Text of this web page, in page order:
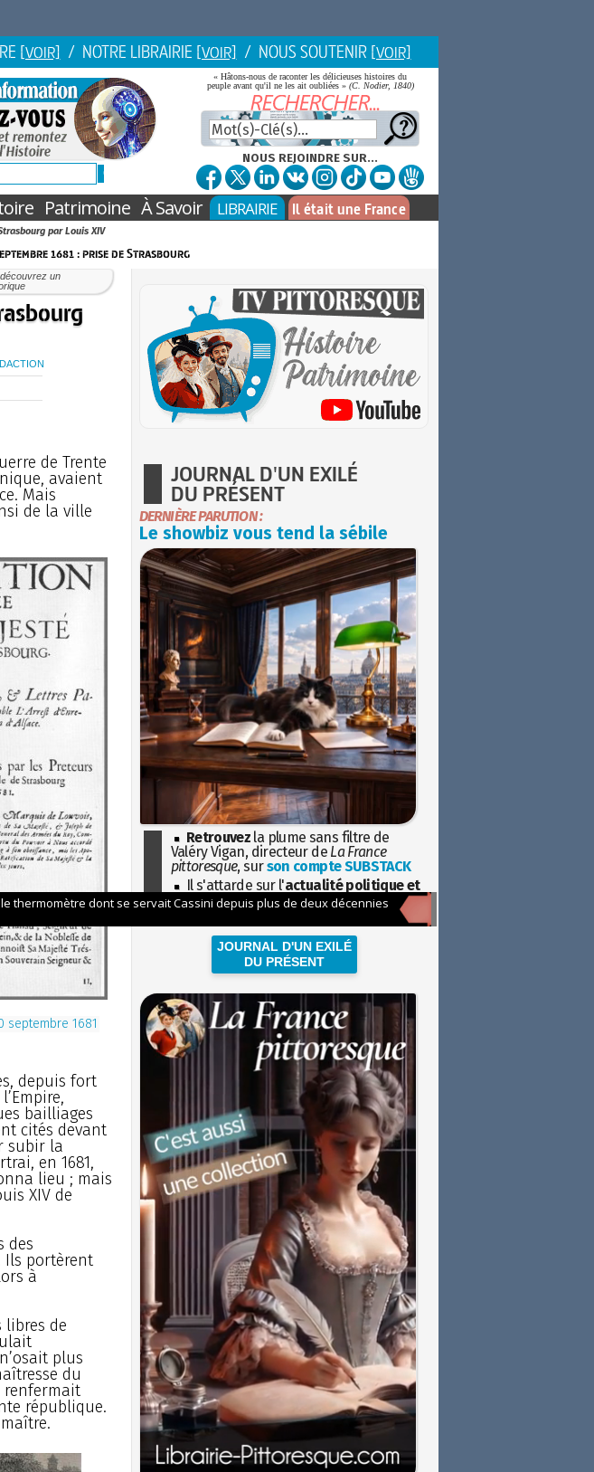
[VOIR] / NOTRE LIBRAIRIE [VOIR] / NOUS SOUTENIR [VOIR]
« Hâtons-nous de raconter les délicieuses histoires du
peuple avant qu'il ne les ait oubliées » (C. Nodier, 1840)
NOUS REJOINDRE SUR...
Patrimoine À Savoir LIBRAIRIE Il était une France
par Louis XIV
1681 : prise de Strasbourg
un
de Trente
avaient
Mais
de la ville
septembre 1681
depuis fort
bailliages
cités devant
subir la
en 1681,
lieu ; mais
XIV de
des
Ils portèrent
à
libres de
plus
du
renfermait
république.
JOURNAL D'UN EXILÉ
DU PRÉSENT
DERNIÈRE PARUTION :
Le showbiz vous tend la sébile
Retrouvez la plume sans filtre de
Valéry Vigan, directeur de La France
pittoresque, surson compte SUBSTACK
Il s'attarde sur l'actualité politique et
sociétaleavec la hauteur de vue de
JOURNAL D'UN EXILÉ
DU PRÉSENT